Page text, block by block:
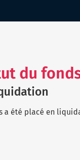
du
a été placé en